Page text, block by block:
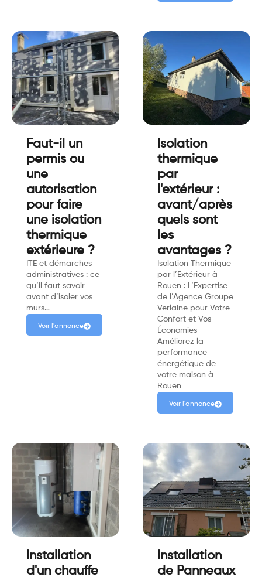
Faut-il un
permis ou
une
autorisation
pour faire
une isolation
thermique
extérieure ?
ITE et démarches
administratives : ce
qu’il faut savoir
avant d’isoler vos
murs…
Voir l'annonce
Isolation
thermique
par
l'extérieur :
avant/après
quels sont
les
avantages ?
Isolation Thermique
par l’Extérieur à
Rouen : L’Expertise
de l’Agence Groupe
Verlaine pour Votre
Confort et Vos
Économies
Améliorez la
performance
énergétique de
votre maison à
Rouen
Voir l'annonce
Installation
d'un chauffe
Installation
de Panneaux